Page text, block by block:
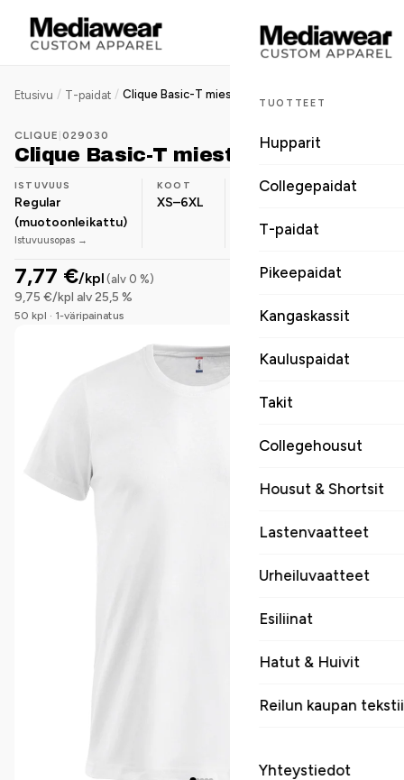
TUOTTEET
Hupparit
Collegepaidat
T-paidat
Pikeepaidat
Kangaskassit
Kauluspaidat
Takit
Collegehousut
Housut & Shortsit
Lastenvaatteet
Urheiluvaatteet
Esiliinat
Hatut & Huivit
Reilun kaupan
Yhteystiedot
Etusivu / T-paidat / Clique Basic-T miesten t-paita
CLIQUE 029030
Clique Basic-T miesten t-paita
ISTUVUUS
Regular
(muotoonleikattu)
Istuvuusopas →
KOOT
XS–6XL
PAINO MATERIAALI
7,77 €/kpl (alv 0 %)
9,75 €/kpl alv 25,5 %
50 kpl · 1-väripainatus